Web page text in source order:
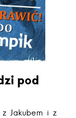
pod
Jakubem i z